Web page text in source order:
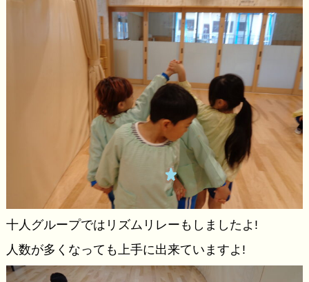
十人グループではリズムリレーもしましたよ!
人数が多くなっても上手に出来ていますよ!